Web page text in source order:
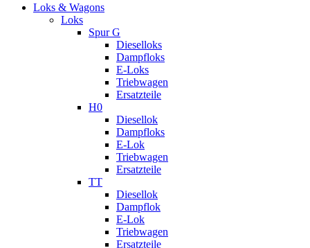
Loks & Wagons
Loks
Spur G
Dieselloks
Dampfloks
E-Loks
Triebwagen
Ersatzteile
H0
Diesellok
Dampfloks
E-Lok
Triebwagen
Ersatzteile
TT
Diesellok
Dampflok
E-Lok
Triebwagen
Ersatzteile